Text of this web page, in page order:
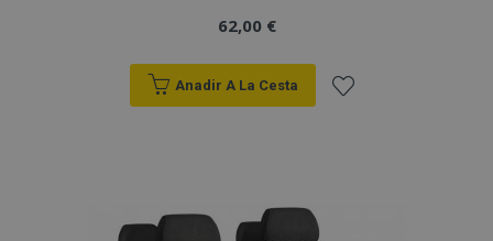
62,00 €
Anadir A La Cesta